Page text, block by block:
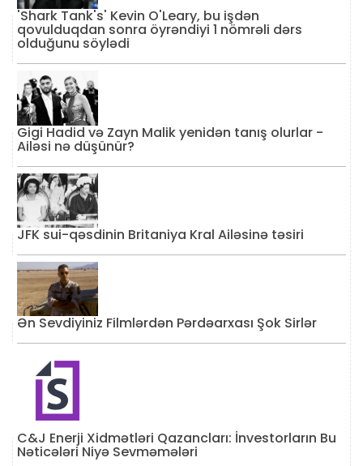
'Shark Tank's' Kevin O'Leary, bu işdən
qovulduqdan sonra öyrəndiyi 1 nömrəli dərs
olduğunu söylədi
Gigi Hadid və Zayn Malik yenidən tanış olurlar -
Ailəsi nə düşünür?
JFK sui-qəsdinin Britaniya Kral Ailəsinə təsiri
Ən Sevdiyiniz Filmlərdən Pərdəarxası Şok Sirlər
C&J Enerji Xidmətləri Qazancları: İnvestorların Bu
Nəticələri Niyə Sevməmələri